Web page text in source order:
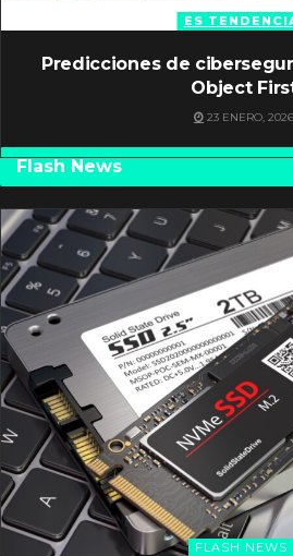
ES
Predicciones de
Object
23 ENERO, 2026
Flash News
FLASH NEWS